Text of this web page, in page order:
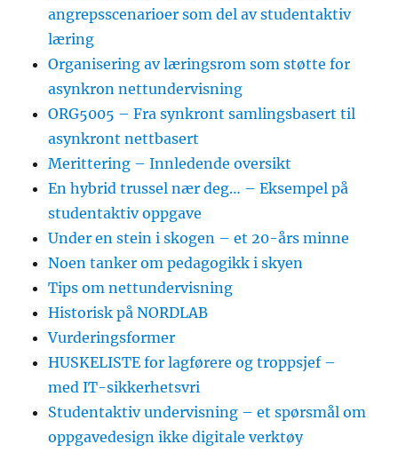
angrepsscenarioer som del av studentaktiv
læring
Organisering av læringsrom som støtte for
asynkron nettundervisning
ORG5005 – Fra synkront samlingsbasert til
asynkront nettbasert
Merittering – Innledende oversikt
En hybrid trussel nær deg… – Eksempel på
studentaktiv oppgave
Under en stein i skogen – et 20-års minne
Noen tanker om pedagogikk i skyen
Tips om nettundervisning
Historisk på NORDLAB
Vurderingsformer
HUSKELISTE for lagførere og troppsjef –
med IT-sikkerhetsvri
Studentaktiv undervisning – et spørsmål om
oppgavedesign ikke digitale verktøy